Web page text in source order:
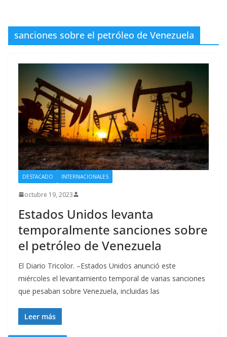
sanciones sobre el petróleo de Venezuela
DESTACADO INTERNACIONALES
octubre 19, 2023
Estados Unidos levanta
temporalmente sanciones sobre
el petróleo de Venezuela
El Diario Tricolor. –Estados Unidos anunció este
miércoles el levantamiento temporal de varias sanciones
que pesaban sobre Venezuela, incluidas las
Leer más